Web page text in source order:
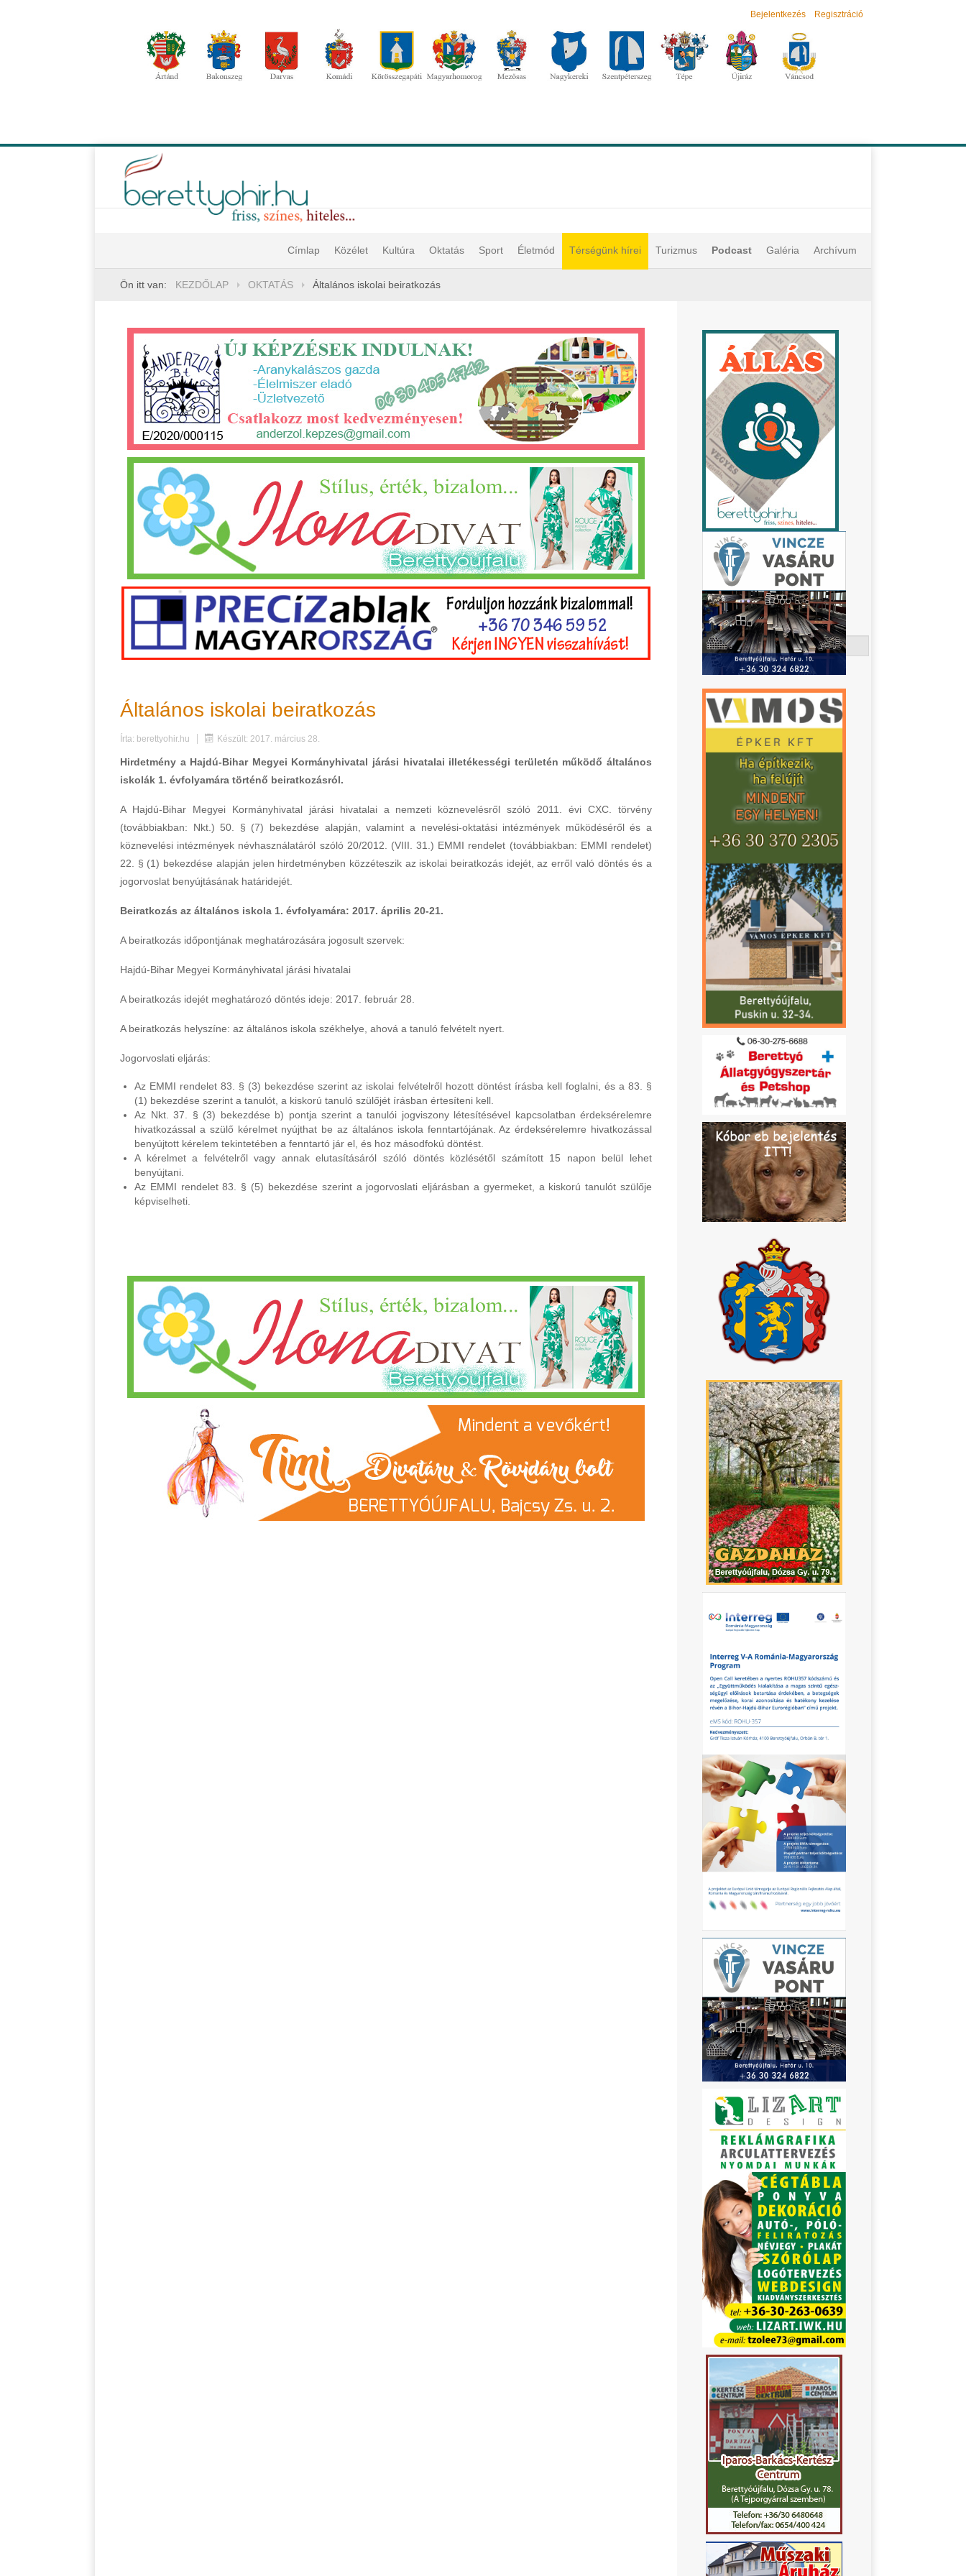
Bejelentkezés Regisztráció
Címlap Közélet Kultúra Oktatás Sport Életmód Térségünk hírei Turizmus Podcast Galéria Archívum
Ön itt van: KEZDŐLAP OKTATÁS Általános iskolai beiratkozás
Keresés
Általános iskolai beiratkozás
Írta: berettyohir.hu Készült: 2017. március 28.
Hirdetmény a Hajdú-Bihar Megyei Kormányhivatal járási hivatalai illetékességi területén működő általános
iskolák 1. évfolyamára történő beiratkozásról.
A Hajdú-Bihar Megyei Kormányhivatal járási hivatalai a nemzeti köznevelésről szóló 2011. évi CXC. törvény
(továbbiakban: Nkt.) 50. § (7) bekezdése alapján, valamint a nevelési-oktatási intézmények működéséről és a
köznevelési intézmények névhasználatáról szóló 20/2012. (VIII. 31.) EMMI rendelet (továbbiakban: EMMI rendelet)
22. § (1) bekezdése alapján jelen hirdetményben közzéteszik az iskolai beiratkozás idejét, az erről való döntés és a
jogorvoslat benyújtásának határidejét.
Beiratkozás az általános iskola 1. évfolyamára: 2017. április 20-21.
A beiratkozás időpontjának meghatározására jogosult szervek:
Hajdú-Bihar Megyei Kormányhivatal járási hivatalai
A beiratkozás idejét meghatározó döntés ideje: 2017. február 28.
A beiratkozás helyszíne: az általános iskola székhelye, ahová a tanuló felvételt nyert.
Jogorvoslati eljárás:
Az EMMI rendelet 83. § (3) bekezdése szerint az iskolai felvételről hozott döntést írásba kell foglalni, és a 83. §
(1) bekezdése szerint a tanulót, a kiskorú tanuló szülőjét írásban értesíteni kell.
Az Nkt. 37. § (3) bekezdése b) pontja szerint a tanulói jogviszony létesítésével kapcsolatban érdeksérelemre
hivatkozással a szülő kérelmet nyújthat be az általános iskola fenntartójának. Az érdeksérelemre hivatkozással
benyújtott kérelem tekintetében a fenntartó jár el, és hoz másodfokú döntést.
A kérelmet a felvételről vagy annak elutasításáról szóló döntés közlésétől számított 15 napon belül lehet
benyújtani.
Az EMMI rendelet 83. § (5) bekezdése szerint a jogorvoslati eljárásban a gyermeket, a kiskorú tanulót szülője
képviselheti.